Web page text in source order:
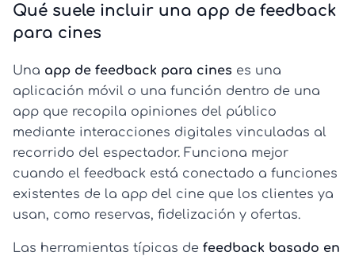
Qué suele incluir una app de feedback
para cines
Una app de feedback para cines es una
aplicación móvil o una función dentro de una
app que recopila opiniones del público
mediante interacciones digitales vinculadas al
recorrido del espectador. Funciona mejor
cuando el feedback está conectado a funciones
existentes de la app del cine que los clientes ya
usan, como reservas, fidelización y ofertas.
Las herramientas típicas de feedback basado en